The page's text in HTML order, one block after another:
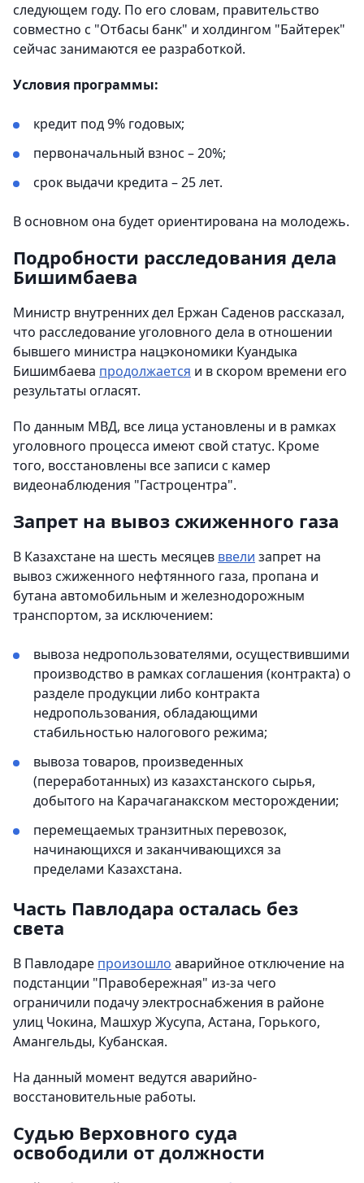
следующем году. По его словам, правительство
совместно с "Отбасы банк" и холдингом "Байтерек"
сейчас занимаются ее разработкой.
Условия программы:
кредит под 9% годовых;
первоначальный взнос – 20%;
срок выдачи кредита – 25 лет.
В основном она будет ориентирована на молодежь.
Подробности расследования дела
Бишимбаева
Министр внутренних дел Ержан Саденов рассказал,
что расследование уголовного дела в отношении
бывшего министра нацэкономики Куандыка
Бишимбаева продолжается и в скором времени его
результаты огласят.
По данным МВД, все лица установлены и в рамках
уголовного процесса имеют свой статус. Кроме
того, восстановлены все записи с камер
видеонаблюдения "Гастроцентра".
Запрет на вывоз сжиженного газа
В Казахстане на шесть месяцев ввели запрет на
вывоз сжиженного нефтянного газа, пропана и
бутана автомобильным и железнодорожным
транспортом, за исключением:
вывоза недропользователями, осуществившими
производство в рамках соглашения (контракта) о
разделе продукции либо контракта
недропользования, обладающими
стабильностью налогового режима;
вывоза товаров, произведенных
(переработанных) из казахстанского сырья,
добытого на Карачаганакском месторождении;
перемещаемых транзитных перевозок,
начинающихся и заканчивающихся за
пределами Казахстана.
Часть Павлодара осталась без
света
В Павлодаре произошло аварийное отключение на
подстанции "Правобережная" из-за чего
ограничили подачу электроснабжения в районе
улиц Чокина, Машхур Жусупа, Астана, Горького,
Амангельды, Кубанская.
На данный момент ведутся аварийно-
восстановительные работы.
Судью Верховного суда
освободили от должности